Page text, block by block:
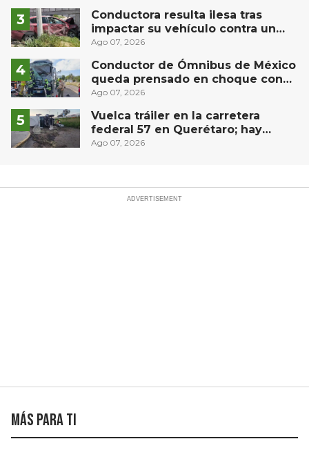
Conductora resulta ilesa tras
impactar su vehículo contra un
muro en Huimilpan
Ago 07, 2026
Conductor de Ómnibus de México
queda prensado en choque con
materialista en San Juan del Río
Ago 07, 2026
Vuelca tráiler en la carretera
federal 57 en Querétaro; hay
derrame de combustible
Ago 07, 2026
Más para ti